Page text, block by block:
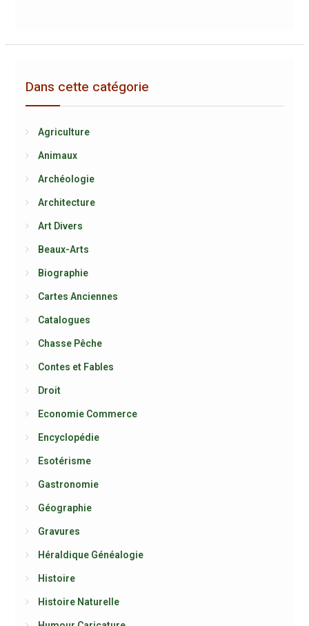
Dans cette catégorie
Agriculture
Animaux
Archéologie
Architecture
Art Divers
Beaux-Arts
Biographie
Cartes Anciennes
Catalogues
Chasse Pêche
Contes et Fables
Droit
Economie Commerce
Encyclopédie
Esotérisme
Gastronomie
Géographie
Gravures
Héraldique Généalogie
Histoire
Histoire Naturelle